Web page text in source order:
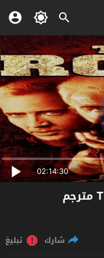
02:14:30
شارك تبليغ